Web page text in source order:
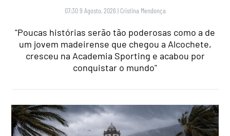
07:30 9 Agosto, 2026 | Cristina Mendonça
"Poucas histórias serão tão poderosas como a de
um jovem madeirense que chegou a Alcochete,
cresceu na Academia Sporting e acabou por
conquistar o mundo"